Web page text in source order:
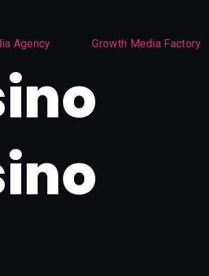
Agency Growth Media Factory